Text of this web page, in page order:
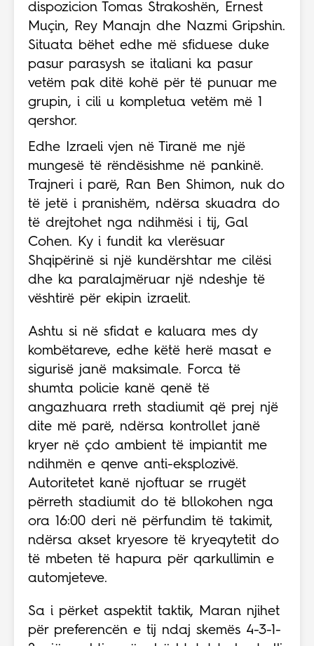
dispozicion Tomas Strakoshën, Ernest
Muçin, Rey Manajn dhe Nazmi Gripshin.
Situata bëhet edhe më sfiduese duke
pasur parasysh se italiani ka pasur
vetëm pak ditë kohë për të punuar me
grupin, i cili u kompletua vetëm më 1
qershor.
Edhe Izraeli vjen në Tiranë me një
mungesë të rëndësishme në pankinë.
Trajneri i parë, Ran Ben Shimon, nuk do
të jetë i pranishëm, ndërsa skuadra do
të drejtohet nga ndihmësi i tij, Gal
Cohen. Ky i fundit ka vlerësuar
Shqipërinë si një kundërshtar me cilësi
dhe ka paralajmëruar një ndeshje të
vështirë për ekipin izraelit.
Ashtu si në sfidat e kaluara mes dy
kombëtareve, edhe këtë herë masat e
sigurisë janë maksimale. Forca të
shumta policie kanë qenë të
angazhuara rreth stadiumit që prej një
dite më parë, ndërsa kontrollet janë
kryer në çdo ambient të impiantit me
ndihmën e qenve anti-eksplozivë.
Autoritetet kanë njoftuar se rrugët
përreth stadiumit do të bllokohen nga
ora 16:00 deri në përfundim të takimit,
ndërsa akset kryesore të kryeqytetit do
të mbeten të hapura për qarkullimin e
automjeteve.
Sa i përket aspektit taktik, Maran njihet
për preferencën e tij ndaj skemës 4-3-1-